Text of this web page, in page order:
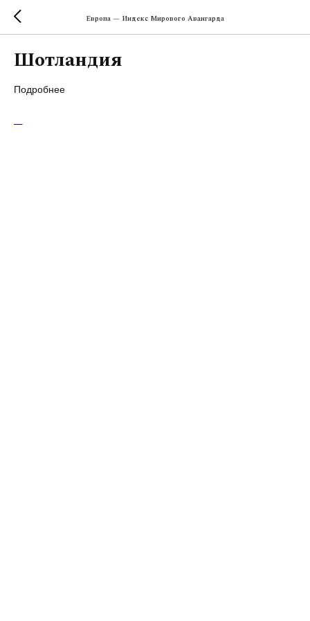
Европа — Индекс Мирового Авангарда
Шотландия
Подробнее